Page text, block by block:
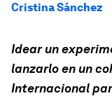
Cristina Sánchez
Idear un
lanzarlo en un
Internacional